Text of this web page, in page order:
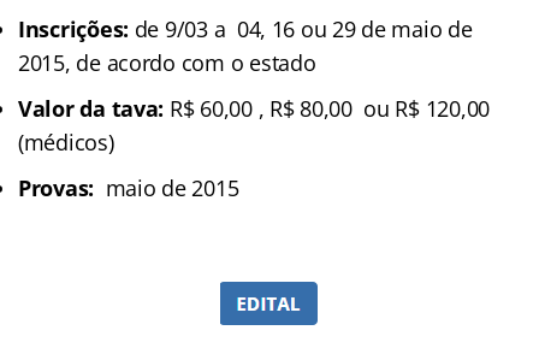
Inscrições: de 9/03 a 04, 16 ou 29 de maio de
2015, de acordo com o estado
Valor da tava: R$ 60,00 , R$ 80,00 ou R$ 120,00
(médicos)
Provas: maio de 2015